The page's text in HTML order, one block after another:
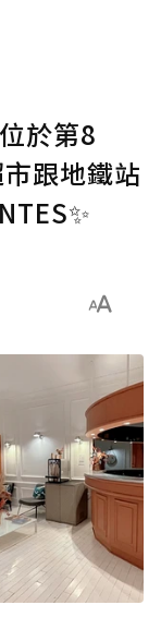
於第8
跟地鐵站